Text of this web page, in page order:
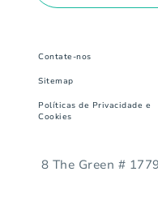
Contate-nos
Sitemap
Políticas de Privacidade e
Cookies
8 The Green #